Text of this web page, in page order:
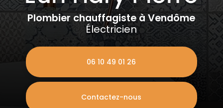
Plombier chauffagiste à Vendôme
Électricien
06 10 49 01 26
Contactez-nous